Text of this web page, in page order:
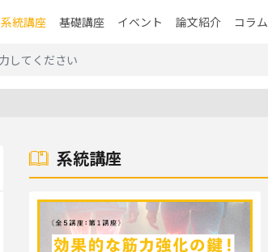
系統講座 基礎講座 イベント 論文紹介 コラム
系統講座